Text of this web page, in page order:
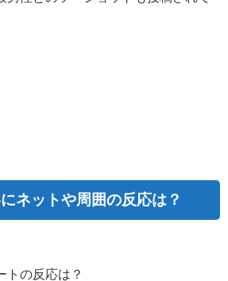
ネットや周囲の反応は？
トの反応は？